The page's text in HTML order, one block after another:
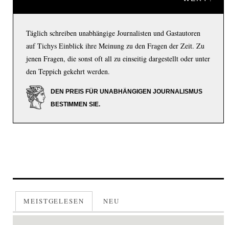
Täglich schreiben unabhängige Journalisten und Gastautoren
auf Tichys Einblick ihre Meinung zu den Fragen der Zeit. Zu
jenen Fragen, die sonst oft all zu einseitig dargestellt oder unter
den Teppich gekehrt werden.
DEN PREIS FÜR UNABHÄNGIGEN JOURNALISMUS
BESTIMMEN SIE.
MEISTGELESEN NEU